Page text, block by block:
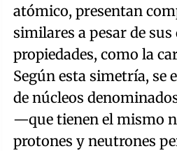
atómico, presentan
similares a pesar de
propiedades, como la
Según esta simetría, se
de núcleos
—que tienen el mismo
protones y neutrones